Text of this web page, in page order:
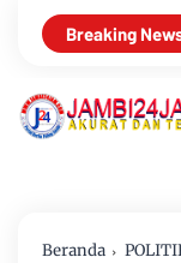
Breaking
Sekretaris
Beranda